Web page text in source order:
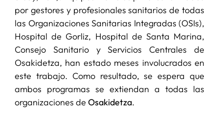
por gestores y profesionales sanitarios de todas
las Organizaciones Sanitarias Integradas (OSIs),
Hospital de Gorliz, Hospital de Santa Marina,
Consejo Sanitario y Servicios Centrales de
Osakidetza, han estado meses involucrados en
este trabajo. Como resultado, se espera que
ambos programas se extiendan a todas las
organizaciones de Osakidetza.